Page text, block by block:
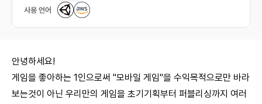
사용 언어
안녕하세요!
게임을 좋아하는 1인으로써 "모바일 게임"을 수익목적으로만 바라
보는것이 아닌 우리만의 게임을 초기기획부터 퍼블리싱까지 여러